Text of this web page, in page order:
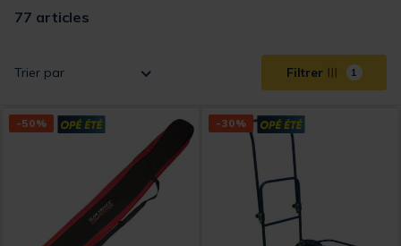
77 articles
Trier par Filtrer 1
-50% -30%